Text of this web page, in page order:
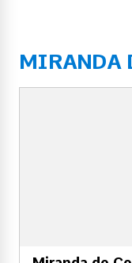
MIRANDA